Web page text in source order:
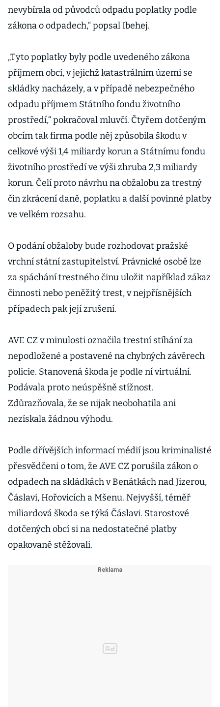
nevybírala od původců odpadu poplatky podle
zákona o odpadech,“ popsal Ibehej.
„Tyto poplatky byly podle uvedeného zákona
příjmem obcí, v jejichž katastrálním území se
skládky nacházely, a v případě nebezpečného
odpadu příjmem Státního fondu životního
prostředí,“ pokračoval mluvčí. Čtyřem dotčeným
obcím tak firma podle něj způsobila škodu v
celkové výši 1,4 miliardy korun a Státnímu fondu
životního prostředí ve výši zhruba 2,3 miliardy
korun. Čelí proto návrhu na obžalobu za trestný
čin zkrácení daně, poplatku a další povinné platby
ve velkém rozsahu.
O podání obžaloby bude rozhodovat pražské
vrchní státní zastupitelství. Právnické osobě lze
za spáchání trestného činu uložit například zákaz
činnosti nebo peněžitý trest, v nejpřísnějších
případech pak její zrušení.
AVE CZ v minulosti označila trestní stíhání za
nepodložené a postavené na chybných závěrech
policie. Stanovená škoda je podle ní virtuální.
Podávala proto neúspěšně stížnost.
Zdůrazňovala, že se nijak neobohatila ani
nezískala žádnou výhodu.
Podle dřívějších informací médií jsou kriminalisté
přesvědčeni o tom, že AVE CZ porušila zákon o
odpadech na skládkách v Benátkách nad Jizerou,
Čáslavi, Hořovicích a Mšenu. Nejvyšší, téměř
miliardová škoda se týká Čáslavi. Starostové
dotčených obcí si na nedostatečné platby
opakovaně stěžovali.